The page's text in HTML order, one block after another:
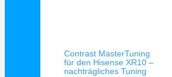
Contrast MasterTuning
für den Hisense XR10 –
nachträgliches Tuning